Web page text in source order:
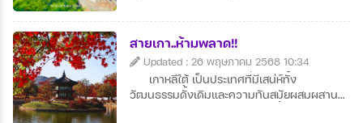
ฤดูใบไม้เปลี่ยนสีและฤดูหนาวที่หิมะ
ปกคลุม กำแพงทอดยาวคดเคี้ยวตามแนวเขา
ให้ความรู้สึกยิ่งใหญ่และสง่างาม นักท่องเที่ยว
สามารถเดินสำรวจบางช่วงของกำแพง เช่น ที่
ปาต๋าหลิงหรือมู่เถียนยวี่ซึ่งได้รับการบูรณะอย่าง
ดี นอกจากจะได้ชมทัศนียภาพ ยังได้สัมผัส
สายเกา..ห้ามพลาด!!
Updated : 26 พฤษภาคม 2568 10:34
เกาหลีใต้ เป็นประเทศที่มีเสน่ห์ทั้ง
วัฒนธรรมดั้งเดิมและความทันสมัยผสมผสาน